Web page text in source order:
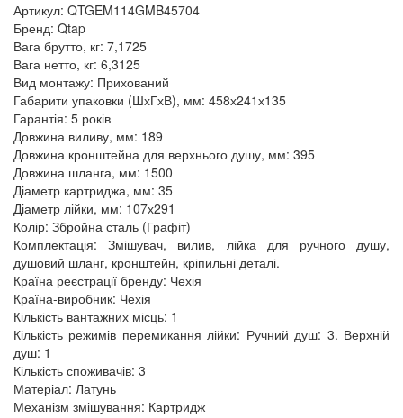
Артикул: QTGEM114GMB45704
Бренд: Qtap
Вага брутто, кг: 7,1725
Вага нетто, кг: 6,3125
Вид монтажу: Прихований
Габарити упаковки (ШхГхВ), мм: 458х241х135
Гарантія: 5 років
Довжина виливу, мм: 189
Довжина кронштейна для верхнього душу, мм: 395
Довжина шланга, мм: 1500
Діаметр картриджа, мм: 35
Діаметр лійки, мм: 107х291
Колір: Збройна сталь (Графіт)
Комплектація: Змішувач, вилив, лійка для ручного душу,
душовий шланг, кронштейн, кріпильні деталі.
Країна реєстрації бренду: Чехія
Країна-виробник: Чехія
Кількість вантажних місць: 1
Кількість режимів перемикання лійки: Ручний душ: 3. Верхній
душ: 1
Кількість споживачів: 3
Матеріал: Латунь
Механізм змішування: Картридж